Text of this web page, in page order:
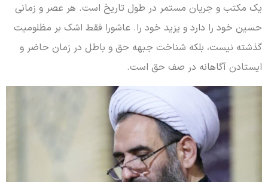
یک مکتب و جریان مستمر در طول تاریخ است. هر عصر و زمانی
حسین خود را دارد و یزید خود را. عاشورا فقط اشک بر مظلومیت
گذشته نیست، بلکه شناخت جبهه حق و باطل در زمان حاضر و
ایستادن آگاهانه در صف حق است.